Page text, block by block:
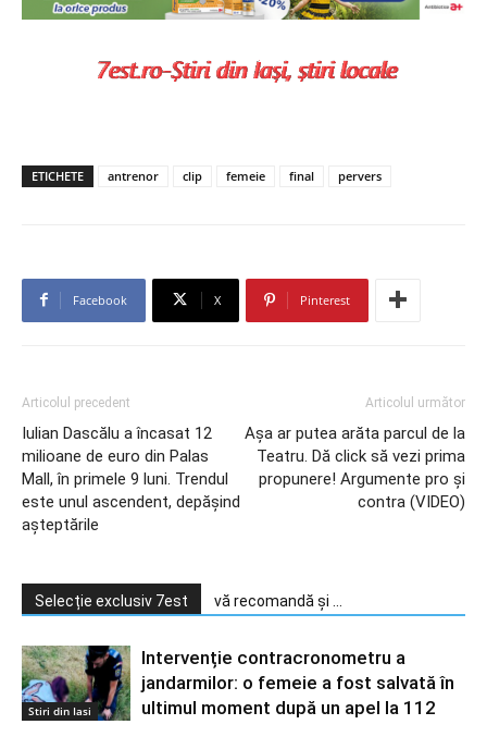
ETICHETE antrenor clip femeie final pervers
Facebook X Pinterest
Articolul precedent
Iulian Dascălu a încasat 12
milioane de euro din Palas
Mall, în primele 9 luni. Trendul
este unul ascendent, depășind
așteptările
Articolul următor
Aşa ar putea arăta parcul de la
Teatru. Dă click să vezi prima
propunere! Argumente pro şi
contra (VIDEO)
Selecție exclusiv 7est vă recomandă și ...
Stiri din Iasi
Intervenție contracronometru a
jandarmilor: o femeie a fost salvată în
ultimul moment după un apel la 112